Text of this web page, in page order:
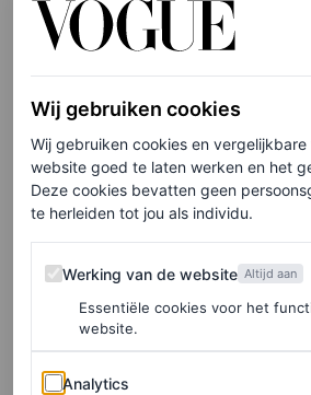
Dit bericht op Instagram bekijken
Wij gebruiken cookies
Wij gebruiken cookies en
website goed te laten werken en het
Deze cookies bevatten geen
te herleiden tot jou als individu.
Werking van de website
Werking van de website Altijd aan
Essentiële cookies voor het
website.
Analytics
Analytics